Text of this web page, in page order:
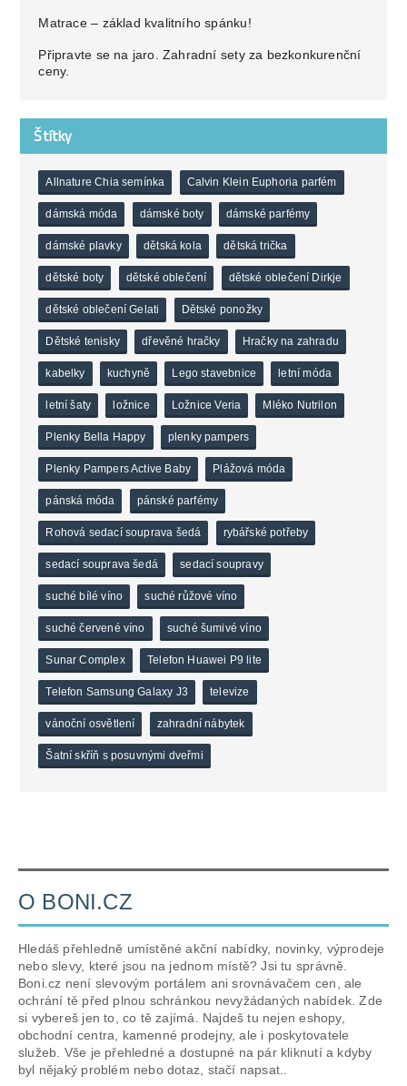
Matrace – základ kvalitního spánku!
Připravte se na jaro. Zahradní sety za bezkonkurenční
ceny.
Štítky
Allnature Chia semínka Calvin Klein Euphoria parfém
dámská móda dámské boty dámské parfémy
dámské plavky dětská kola dětská trička
dětské boty dětské oblečení dětské oblečení Dirkje
dětské oblečení Gelati Dětské ponožky
Dětské tenisky dřevěné hračky Hračky na zahradu
kabelky kuchyně Lego stavebnice letní móda
letní šaty ložnice Ložnice Veria Mléko Nutrilon
Plenky Bella Happy plenky pampers
Plenky Pampers Active Baby Plážová móda
pánská móda pánské parfémy
Rohová sedací souprava šedá rybářské potřeby
sedací souprava šedá sedací soupravy
suché bílé víno suché růžové víno
suché červené víno suché šumivé víno
Sunar Complex Telefon Huawei P9 lite
Telefon Samsung Galaxy J3 televize
vánoční osvětlení zahradní nábytek
Šatní skříň s posuvnými dveřmi
O BONI.CZ
Hledáš přehledně umístěné akční nabídky, novinky, výprodeje
nebo slevy, které jsou na jednom místě? Jsi tu správně.
Boni.cz není slevovým portálem ani srovnávačem cen, ale
ochrání tě před plnou schránkou nevyžádaných nabídek. Zde
si vybereš jen to, co tě zajímá. Najdeš tu nejen eshopy,
obchodní centra, kamenné prodejny, ale i poskytovatele
služeb. Vše je přehledné a dostupné na pár kliknutí a kdyby
byl nějaký problém nebo dotaz, stačí napsat..